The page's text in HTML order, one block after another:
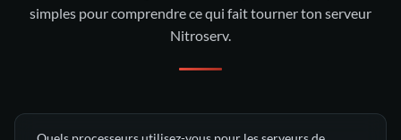
simples pour comprendre ce qui fait tourner ton serveur
Nitroserv.